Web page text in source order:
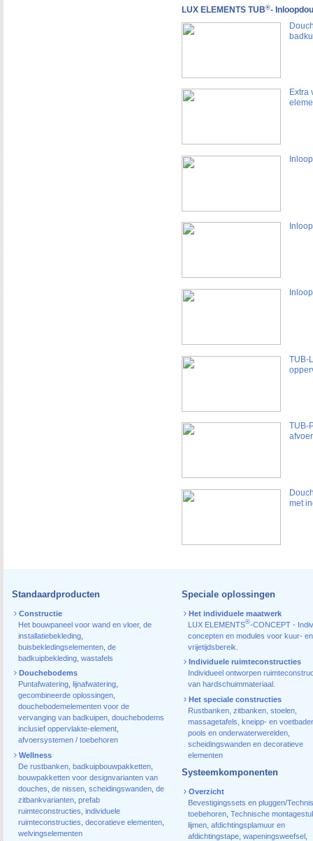
LUX ELEMENTS TUB®-
Extra
TUB-
met
Standaardproducten
Constructie
Het bouwpaneel voor wand en vloer, de
installatiebekleding
buisbekledingselementen de
badkuipbekleding wastafels
Douchebodems
Puntafwatering
lijnafwatering
gecombineerde oplossingen
douchebodemelementen voor de
vervanging van badkuipen douchebodems
inclusief oppervlakte-element
afvoersystemen / toebehoren
Wellness
De rustbanken badkuipbouwpakketten
bouwpakketten voor designvarianten van
douches de nissen scheidingswanden de
zitbankvarianten prefab
ruimteconstructies individuele
ruimteconstructies decoratieve elementen
welvingselementen
Speciale oplossingen
Het individuele maatwerk
LUX ELEMENTS®-CONCEPT -
concepten en modules voor kuur- en
vrijetijdsbereik.
Individuele ruimteconstructies
Individueel ontworpen
van hardschuimmateriaal.
Het speciale constructies
Rustbanken, zitbanken, stoelen,
massagetafels, kneipp- en
pools en onderwaterwerelden,
scheidingswanden en decoratieve
elementen
Systeemkomponenten
Overzicht
Bevestigingssets en pluggen/
toebehoren, Technische
lijmen, afdichtingsplamuur en
afdichtingstape, wapeningsweefsel,